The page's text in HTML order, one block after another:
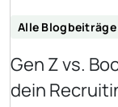
Alle Blogbeiträge
Gen Z vs.
dein